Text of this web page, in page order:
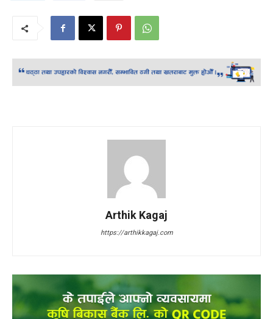
Arthik Kagaj
https://arthikkagaj.com